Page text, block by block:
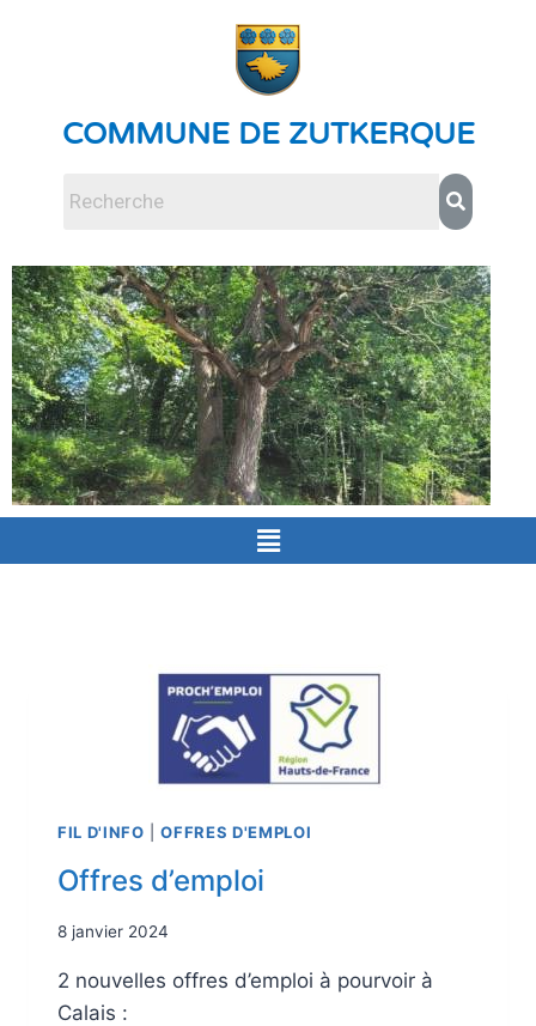
COMMUNE DE ZUTKERQUE
FIL D'INFO |OFFRES D'EMPLOI
Offres d’emploi
8 janvier 2024
2 nouvelles offres d’emploi à pourvoir à
Calais :